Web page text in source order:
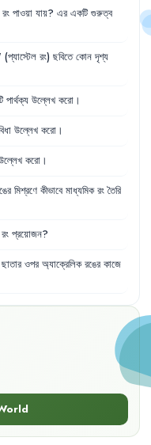
রং পাওয়া যায়? এর একটি গুরুত্ব
' (প্যাস্টেল রং) ছবিতে কোন দৃশ্য
পার্থক্য উল্লেখ করো ।
উল্লেখ করো ।
করো ।
মিশ্রণে কীভাবে মাধ্যমিক রং তৈরি
রং প্রয়োজন?
ছাতার ওপর অ্যাক্রেলিক রঙের কাজে